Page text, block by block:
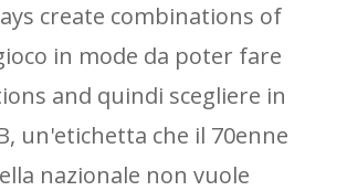
create combinations of
in mode da poter fare
and quindi scegliere in
un'etichetta che il 70enne
nazionale non vuole